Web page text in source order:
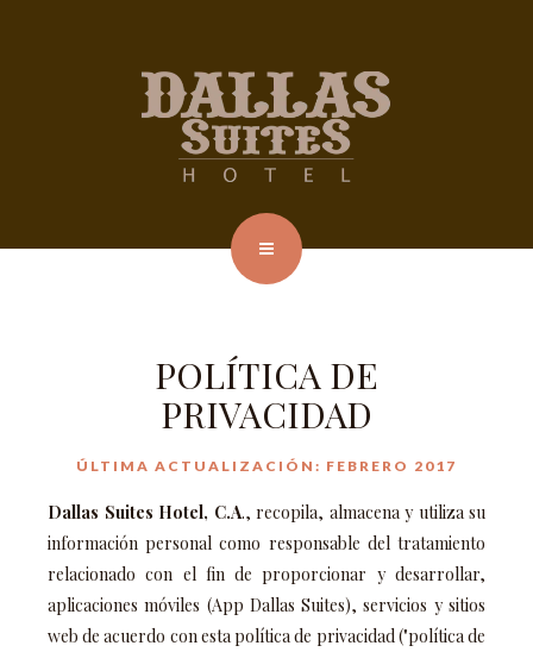
POLÍTICA DE
PRIVACIDAD
ÚLTIMA ACTUALIZACIÓN: FEBRERO 2017
Dallas Suites Hotel, C.A., recopila, almacena y utiliza su
información personal como responsable del tratamiento
relacionado con el fin de proporcionar y desarrollar,
aplicaciones móviles (App Dallas Suites), servicios y sitios
web de acuerdo con esta política de privacidad ("política de